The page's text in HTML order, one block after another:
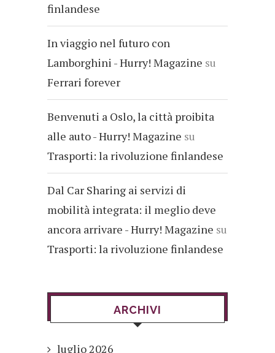
finlandese
In viaggio nel futuro con
Lamborghini - Hurry! Magazine su
Ferrari forever
Benvenuti a Oslo, la città proibita
alle auto - Hurry! Magazine su
Trasporti: la rivoluzione finlandese
Dal Car Sharing ai servizi di
mobilità integrata: il meglio deve
ancora arrivare - Hurry! Magazine su
Trasporti: la rivoluzione finlandese
ARCHIVI
luglio 2026